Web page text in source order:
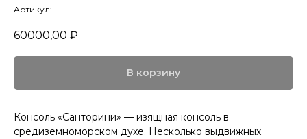
Артикул:
60000,00 ₽
В корзину
Консоль «Санторини» — изящная консоль в
средиземноморском духе. Несколько выдвижных